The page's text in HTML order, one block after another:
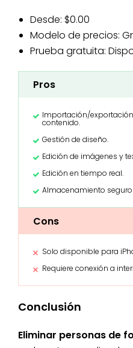
Desde: $0.00
Modelo de precios:
Prueba gratuita:
Pros
Importación/
contenido.
Gestión de diseño.
Edición de imágenes y
Edición en tiempo real.
Almacenamiento
Cons
Solo disponible para
Requiere conexión a
Conclusión
Eliminar personas de